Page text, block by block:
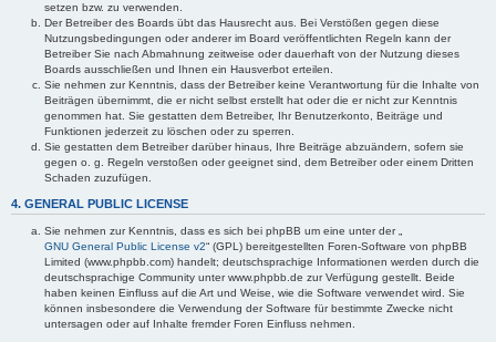
setzen bzw. zu verwenden.
Der Betreiber des Boards übt das Hausrecht aus. Bei Verstößen gegen diese
Nutzungsbedingungen oder anderer im Board veröffentlichten Regeln kann der
Betreiber Sie nach Abmahnung zeitweise oder dauerhaft von der Nutzung dieses
Boards ausschließen und Ihnen ein Hausverbot erteilen.
Sie nehmen zur Kenntnis, dass der Betreiber keine Verantwortung für die Inhalte von
Beiträgen übernimmt, die er nicht selbst erstellt hat oder die er nicht zur Kenntnis
genommen hat. Sie gestatten dem Betreiber, Ihr Benutzerkonto, Beiträge und
Funktionen jederzeit zu löschen oder zu sperren.
Sie gestatten dem Betreiber darüber hinaus, Ihre Beiträge abzuändern, sofern sie
gegen o. g. Regeln verstoßen oder geeignet sind, dem Betreiber oder einem Dritten
Schaden zuzufügen.
4. GENERAL PUBLIC LICENSE
Sie nehmen zur Kenntnis, dass es sich bei phpBB um eine unter der „
GNU General Public License v2“ (GPL) bereitgestellten Foren-Software von phpBB
Limited (www.phpbb.com) handelt; deutschsprachige Informationen werden durch die
deutschsprachige Community unter www.phpbb.de zur Verfügung gestellt. Beide
haben keinen Einfluss auf die Art und Weise, wie die Software verwendet wird. Sie
können insbesondere die Verwendung der Software für bestimmte Zwecke nicht
untersagen oder auf Inhalte fremder Foren Einfluss nehmen.